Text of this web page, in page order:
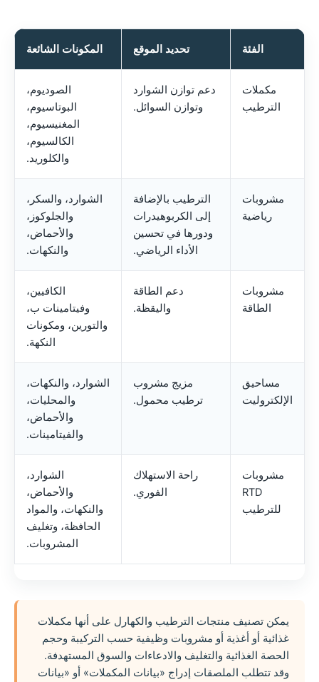
الفئة تحديد الموقع المكونات الشائعة
مكملات
الترطيب
دعم توازن الشوارد
وتوازن السوائل.
الصوديوم،
البوتاسيوم،
المغنيسيوم،
الكالسيوم،
والكلوريد.
مشروبات
رياضية
الترطيب بالإضافة
إلى الكربوهيدرات
ودورها في تحسين
الأداء الرياضي.
الشوارد، والسكر،
والجلوكوز،
والأحماض،
والنكهات.
مشروبات
الطاقة
دعم الطاقة
واليقظة.
الكافيين،
وفيتامينات ب،
والتورين، ومكونات
النكهة.
مساحيق
الإلكتروليت
مزيج مشروب
ترطيب محمول.
الشوارد، والنكهات،
والمحليات،
والأحماض،
والفيتامينات.
مشروبات
RTD
للترطيب
راحة الاستهلاك
الفوري.
الشوارد،
والأحماض،
والنكهات، والمواد
الحافظة، وتغليف
المشروبات.
يمكن تصنيف منتجات الترطيب والكهارل على أنها مكملات
غذائية أو أغذية أو مشروبات وظيفية حسب التركيبة وحجم
الحصة الغذائية والتغليف والادعاءات والسوق المستهدفة.
وقد تتطلب الملصقات إدراج «بيانات المكملات» أو «بيانات